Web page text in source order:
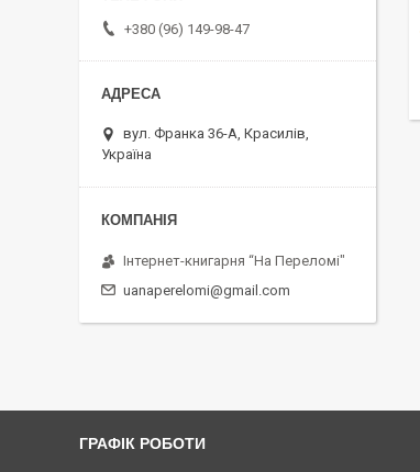
+380 (96) 149-98-47
вул. Франка 36-А, Красилів,
Україна
Інтернет-книгарня “На Переломі"
uanaperelomi@gmail.com
ГРАФІК РОБОТИ